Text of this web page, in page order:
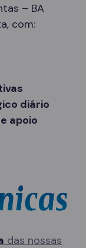
– BA
com:
diário
apoio
das nossas